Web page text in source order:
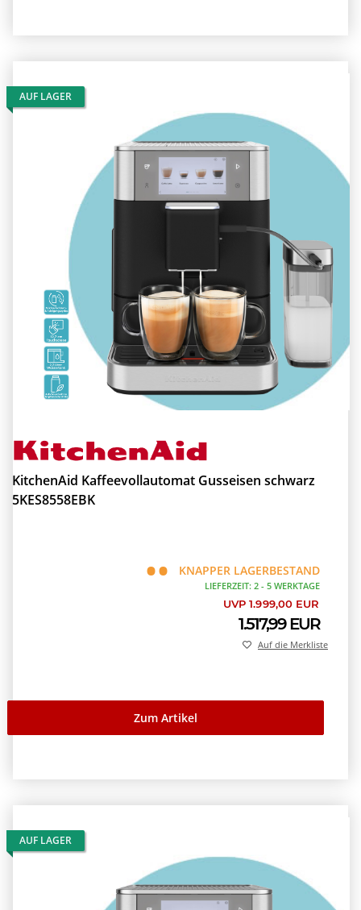
AUF LAGER
KitchenAid Kaffeevollautomat Gusseisen schwarz
5KES8558EBK
KNAPPER LAGERBESTAND
LIEFERZEIT: 2 - 5 WERKTAGE
UVP 1.999,00 EUR
1.517,99 EUR
Zum Artikel
Auf die Merkliste
AUF LAGER